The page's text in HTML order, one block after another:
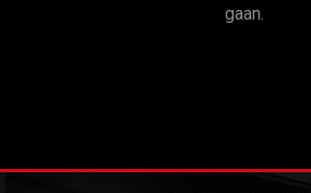
gaan.